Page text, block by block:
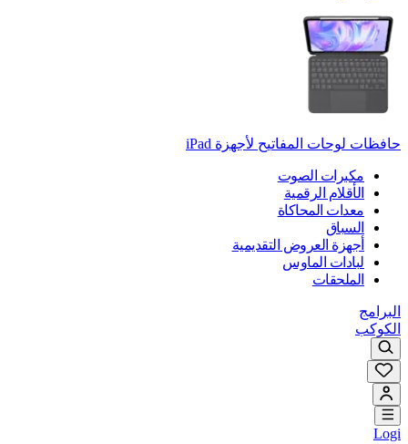
حافظات لوحات المفاتيح لأجهزة ‏iPad
مكبرات الصوت
الأقلام الرقمية
معدات المحاكاة
السباق
أجهزة العروض التقديمية
لبادات الماوس
الملحقات
البرامج
الكوكب
Logi